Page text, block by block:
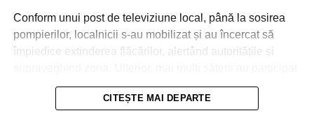
Conform unui post de televiziune local, până la sosirea
pompierilor, localnicii s-au mobilizat și au încercat să
împiedice extinderea flăcărilor, alertând autoritățile și
la intervenție, punând la dispoziția salvatorilor tehnică
agricolă și transportând apă pentru stingerea incendiului.
CITEȘTE MAI DEPARTE